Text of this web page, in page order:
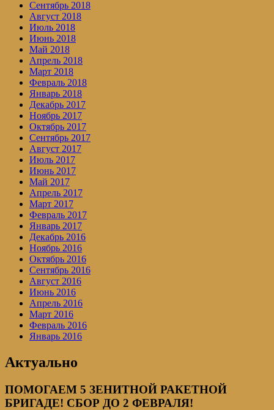
Сентябрь 2018
Август 2018
Июль 2018
Июнь 2018
Май 2018
Апрель 2018
Март 2018
Февраль 2018
Январь 2018
Декабрь 2017
Ноябрь 2017
Октябрь 2017
Сентябрь 2017
Август 2017
Июль 2017
Июнь 2017
Май 2017
Апрель 2017
Март 2017
Февраль 2017
Январь 2017
Декабрь 2016
Ноябрь 2016
Октябрь 2016
Сентябрь 2016
Август 2016
Июнь 2016
Апрель 2016
Март 2016
Февраль 2016
Январь 2016
Актуально
ПОМОГАЕМ 5 ЗЕНИТНОЙ РАКЕТНОЙ
БРИГАДЕ! СБОР ДО 2 ФЕВРАЛЯ!